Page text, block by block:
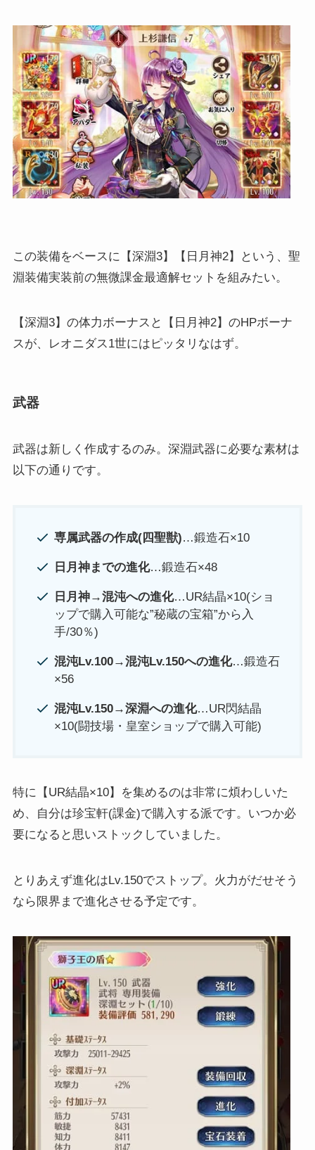
この装備をベースに【深淵3】【日月神2】という、聖
淵装備実装前の無微課金最適解セットを組みたい。
【深淵3】の体力ボーナスと【日月神2】のHPボーナ
スが、レオニダス1世にはピッタリなはず。
武器
武器は新しく作成するのみ。深淵武器に必要な素材は
以下の通りです。
専属武器の作成(四聖獣)…鍛造石×10
日月神までの進化…鍛造石×48
日月神→混沌への進化…UR結晶×10(ショ
ップで購入可能な”秘蔵の宝箱”から入
手/30％)
混沌Lv.100→混沌Lv.150への進化…鍛造石
×56
混沌Lv.150→深淵への進化…UR閃結晶
×10(闘技場・皇室ショップで購入可能)
特に【UR結晶×10】を集めるのは非常に煩わしいた
め、自分は珍宝軒(課金)で購入する派です。いつか必
要になると思いストックしていました。
とりあえず進化はLv.150でストップ。火力がだせそう
なら限界まで進化させる予定です。